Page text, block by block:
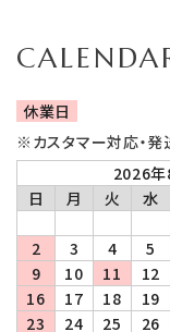
休業日
※カスタマー対応・発
2026年
日
月 火 水
2
3 4 5
9
10 11 12
16
17 18 19
23
24 25 26